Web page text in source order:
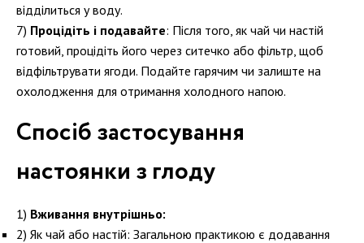
відділиться у воду.
Процідіть і подавайте: Після того, як чай чи настій
готовий, процідіть його через ситечко або фільтр, щоб
відфільтрувати ягоди. Подайте гарячим чи залиште на
охолодження для отримання холодного напою.
Спосіб застосування
настоянки з глоду
Вживання внутрішньо:
Як чай або настій: Загальною практикою є додавання